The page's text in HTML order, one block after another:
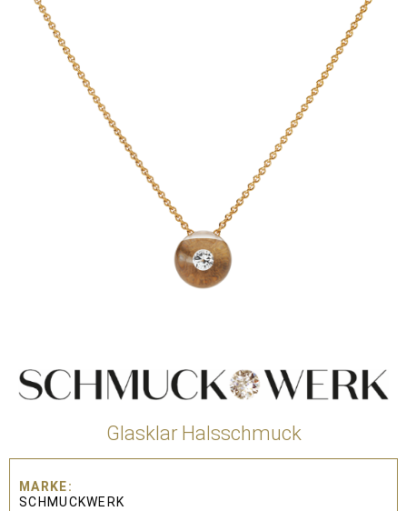
Glasklar Halsschmuck
MARKE
SCHMUCKWERK